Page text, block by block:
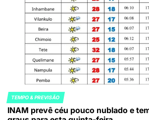
POSTED
IN
TEMPO & PREVISÃO
INAM prevê céu pouco nublado e